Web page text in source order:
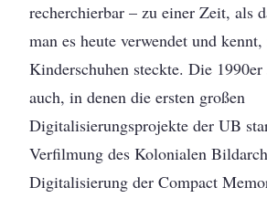
recherchierbar – zu einer Zeit, als
man es heute verwendet und
Kinderschuhen steckte. Die 1990er
auch, in denen die ersten großen
Digitalisierungsprojekte der UB
Verfilmung des Kolonialen
Digitalisierung der Compact